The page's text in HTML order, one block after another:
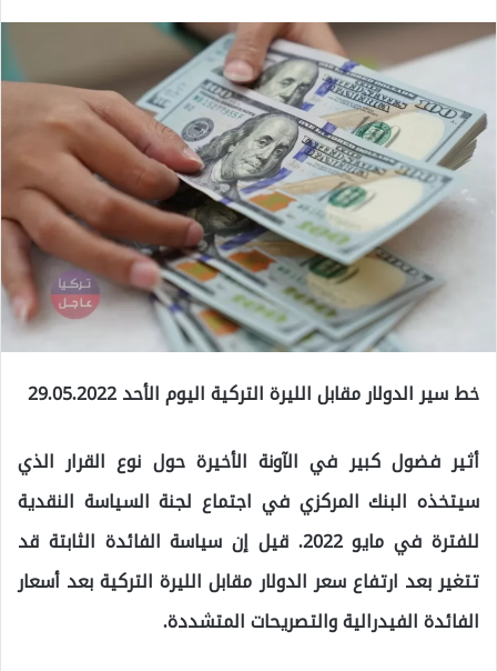
خط سير الدولار مقابل الليرة التركية اليوم الأحد 29.05.2022
أثير فضول كبير في الآونة الأخيرة حول نوع القرار الذي
سيتخذه البنك المركزي في اجتماع لجنة السياسة النقدية
للفترة في مايو 2022. قيل إن سياسة الفائدة الثابتة قد
تتغير بعد ارتفاع سعر الدولار مقابل الليرة التركية بعد أسعار
الفائدة الفيدرالية والتصريحات المتشددة.